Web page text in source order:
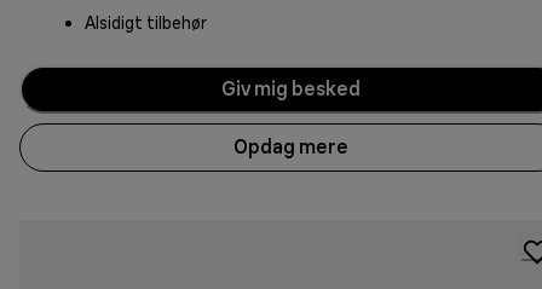
Alsidigt tilbehør
Giv mig besked
Opdag mere